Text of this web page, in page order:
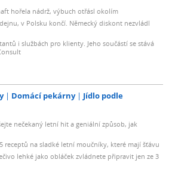
hořela nádrž, výbuch otřásl okolím
v Polsku končí. Německý diskont nezvládl
i službách pro klienty. Jeho součástí se stává
Domácí pekárny
Jídlo podle
nečekaný letní hit a geniální způsob, jak
receptů na sladké letní moučníky, které mají šťávu
lehké jako obláček zvládnete připravit jen ze 3